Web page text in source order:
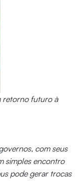
retorno futuro à
com seus
simples encontro
pode gerar trocas